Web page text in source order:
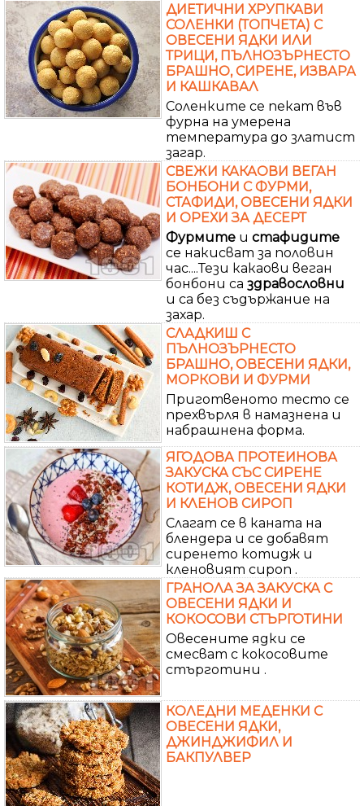
ДИЕТИЧНИ ХРУПКАВИ
СОЛЕНКИ (ТОПЧЕТА) С
ОВЕСЕНИ ЯДКИ ИЛИ
ТРИЦИ, ПЪЛНОЗЪРНЕСТО
БРАШНО, СИРЕНЕ, ИЗВАРА
И КАШКАВАЛ
Соленките се пекат във
фурна на умерена
температура до златист
загар.
СВЕЖИ КАКАОВИ ВЕГАН
БОНБОНИ С ФУРМИ,
СТАФИДИ, ОВЕСЕНИ ЯДКИ
И ОРЕХИ ЗА ДЕСЕРТ
Фурмите и стафидите
се накисват за половин
час....Тези какаови веган
бонбони са здравословни
и са без съдържание на
захар.
СЛАДКИШ С
ПЪЛНОЗЪРНЕСТО
БРАШНО, ОВЕСЕНИ ЯДКИ,
МОРКОВИ И ФУРМИ
Приготвеното тесто се
прехвърля в намазнена и
набрашнена форма.
ЯГОДОВА ПРОТЕИНОВА
ЗАКУСКА СЪС СИРЕНЕ
КОТИДЖ, ОВЕСЕНИ ЯДКИ
И КЛЕНОВ СИРОП
Слагат се в каната на
блендера и се добавят
сиренето котидж и
кленовият сироп .
ГРАНОЛА ЗА ЗАКУСКА С
ОВЕСЕНИ ЯДКИ И
КОКОСОВИ СТЪРГОТИНИ
Овесените ядки се
смесват с кокосовите
стърготини .
КОЛЕДНИ МЕДЕНКИ С
ОВЕСЕНИ ЯДКИ,
ДЖИНДЖИФИЛ И
БАКПУЛВЕР